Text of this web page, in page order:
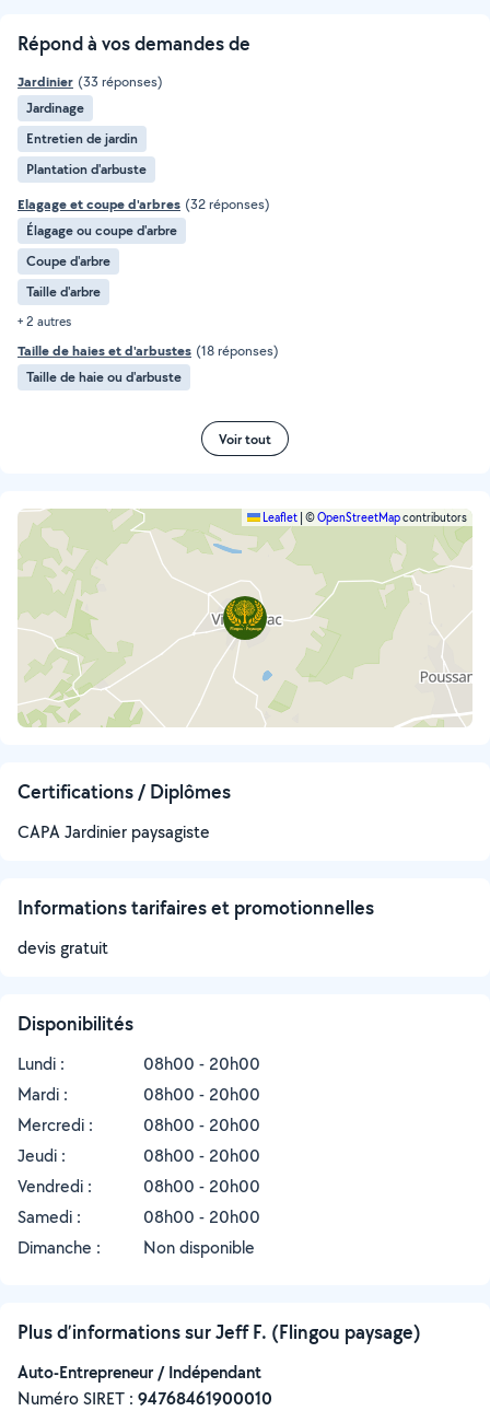
Répond à vos demandes de
Jardinier (33 réponses)
Jardinage
Entretien de jardin
Plantation d'arbuste
Elagage et coupe d'arbres (32 réponses)
Élagage ou coupe d'arbre
Coupe d'arbre
Taille d'arbre
+ 2 autres
Taille de haies et d'arbustes (18 réponses)
Taille de haie ou d'arbuste
Voir tout
Leaflet ©OpenStreetMapcontributors
Certifications / Diplômes
CAPA Jardinier paysagiste
Informations tarifaires et promotionnelles
devis gratuit
Disponibilités
Lundi :
08h00 - 20h00
Mardi :
08h00 - 20h00
Mercredi :
08h00 - 20h00
Jeudi :
08h00 - 20h00
Vendredi :
08h00 - 20h00
Samedi :
08h00 - 20h00
Dimanche :
Non disponible
Plus d’informations sur Jeff F. (Flingou paysage)
Auto-Entrepreneur / Indépendant
Numéro SIRET : ‍94768461900010